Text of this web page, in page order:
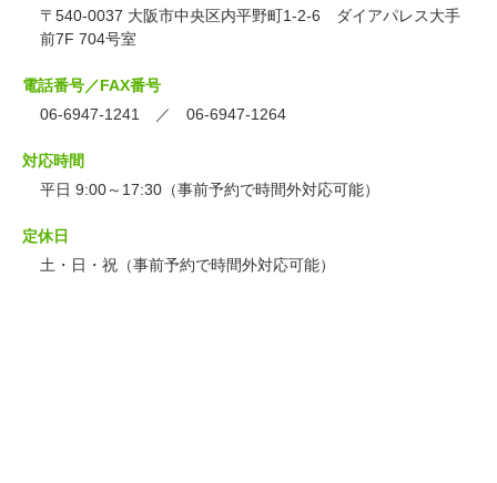
〒540-0037 大阪市中央区内平野町1-2-6 ダイアパレス大手
前7F 704号室
電話番号／FAX番号
06-6947-1241 ／ 06-6947-1264
対応時間
平日 9:00～17:30（事前予約で時間外対応可能）
定休日
土・日・祝（事前予約で時間外対応可能）